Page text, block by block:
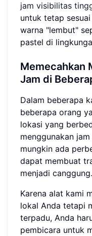
jam visibilitas
untuk tetap
warna "lembut"
pastel di
Memecahkan
Jam di
Dalam beberapa
beberapa orang
lokasi yang
menggunakan
mungkin ada
dapat membuat
menjadi canggung.
Karena alat kami
lokal Anda tetapi
terpadu, Anda
pembicara untuk